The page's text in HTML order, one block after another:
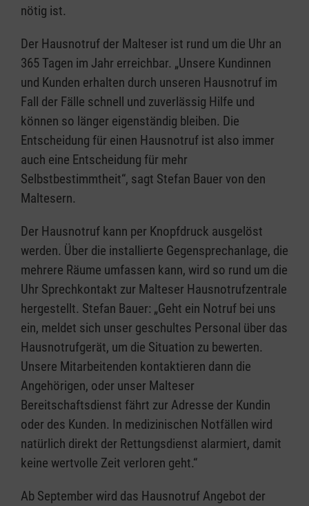
nötig ist.
Der Hausnotruf der Malteser ist rund um die Uhr an
365 Tagen im Jahr erreichbar. „Unsere Kundinnen
und Kunden erhalten durch unseren Hausnotruf im
Fall der Fälle schnell und zuverlässig Hilfe und
können so länger eigenständig bleiben. Die
Entscheidung für einen Hausnotruf ist also immer
auch eine Entscheidung für mehr
Selbstbestimmtheit“, sagt Stefan Bauer von den
Maltesern.
Der Hausnotruf kann per Knopfdruck ausgelöst
werden. Über die installierte Gegensprechanlage, die
mehrere Räume umfassen kann, wird so rund um die
Uhr Sprechkontakt zur Malteser Hausnotrufzentrale
hergestellt. Stefan Bauer: „Geht ein Notruf bei uns
ein, meldet sich unser geschultes Personal über das
Hausnotrufgerät, um die Situation zu bewerten.
Unsere Mitarbeitenden kontaktieren dann die
Angehörigen, oder unser Malteser
Bereitschaftsdienst fährt zur Adresse der Kundin
oder des Kunden. In medizinischen Notfällen wird
natürlich direkt der Rettungsdienst alarmiert, damit
keine wertvolle Zeit verloren geht.“
Ab September wird das Hausnotruf Angebot der